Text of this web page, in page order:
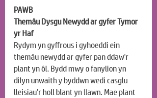
PAWB
Themâu Dysgu Newydd ar gyfer Tymor
yr Haf
Rydym yn gyffrous i gyhoeddi ein
themâu newydd ar gyfer pan ddaw'r
plant yn ôl. Bydd mwy o fanylion yn
dilyn unwaith y byddwn wedi casglu
lleisiau’r holl blant yn llawn. Mae plant